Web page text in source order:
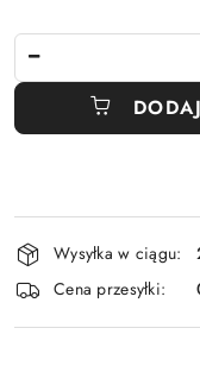
Dostępność
i
dostawa
Wysyłka w ciągu:
Cena przesyłki: